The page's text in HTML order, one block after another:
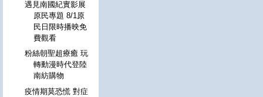
遇見南國紀實影展
原民專題 8/1原
民日限時播映免
費觀看
粉絲朝聖超療癒 玩
轉動漫時代登陸
南紡購物
疫情期莫恐慌 對症